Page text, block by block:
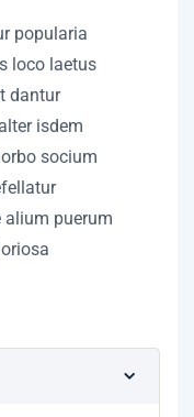
popularia
loco laetus
dantur
isdem
socium
puerum